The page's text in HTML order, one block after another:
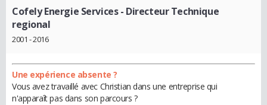
Cofely Energie Services- Directeur Technique
regional
2001 - 2016
Une expérience absente ?
Vous avez travaillé avec Christian dans une entreprise qui
n'apparaît pas dans son parcours ?